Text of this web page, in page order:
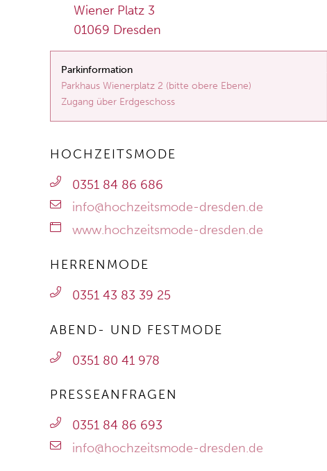
Wie­ner Platz 3
01069 Dres­den
Parkinformation
Parkhaus Wienerplatz 2 (bitte obere Ebene)
Zugang über Erdgeschoss
HOCHZEITSMODE
0351 84 86 686
info@hochzeitsmode-dresden.de
www.hochzeitsmode-dresden.de
HERRENMODE
0351 43 83 39 25
ABEND- UND FESTMODE
0351 80 41 978
PRESSEANFRAGEN
0351 84 86 693
info@hochzeitsmode-dresden.de